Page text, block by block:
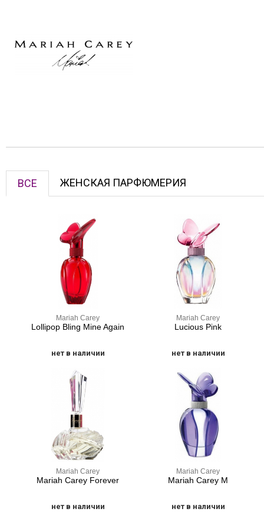
ВСЕ ЖЕНСКАЯ ПАРФЮМЕРИЯ
Mariah Carey
Lollipop Bling Mine Again
нет в наличии
Mariah Carey
Lucious Pink
нет в наличии
Mariah Carey
Mariah Carey Forever
нет в наличии
Mariah Carey
Mariah Carey M
нет в наличии